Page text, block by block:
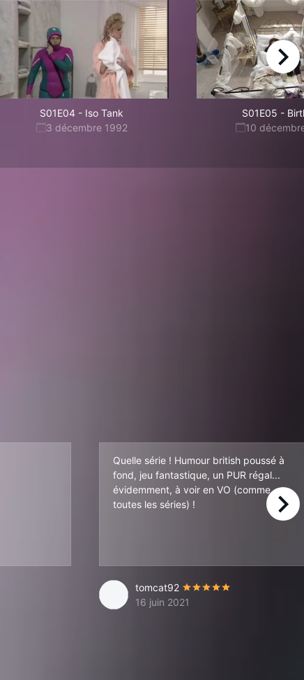
S01E04 - Iso Tank
3 décembre 1992
S01E05 -
10
right
Quelle série ! Humour british poussé à
fond, jeu fantastique, un PUR régal...
évidemment, à voir en VO (comme
toutes les séries) !
tomcat92
16 juin 2021
right